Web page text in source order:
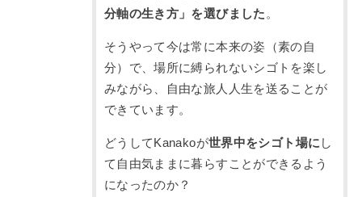
分軸の生き方」を選びました 。
そうやって今は常に本来の姿（素の自
分）で、場所に縛られないシゴトを楽し
みながら、自由な旅人人生を送ることが
できています。
どうしてKanakoが世界中をシゴト場に し
て自由気ままに暮らすことができるよう
になったのか？